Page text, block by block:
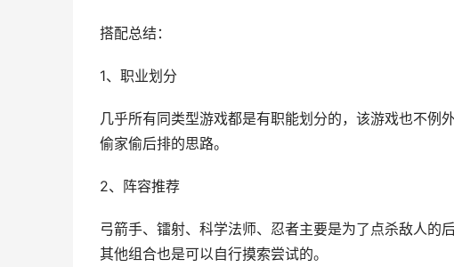
搭配总结：
1、职业划分
几乎所有同类型游戏都是有职能划分的，该游戏也不例
偷家偷后排的思路。
2、阵容推荐
弓箭手、镭射、科学法师、忍者主要是为了点杀敌人的
其他组合也是可以自行摸索尝试的。